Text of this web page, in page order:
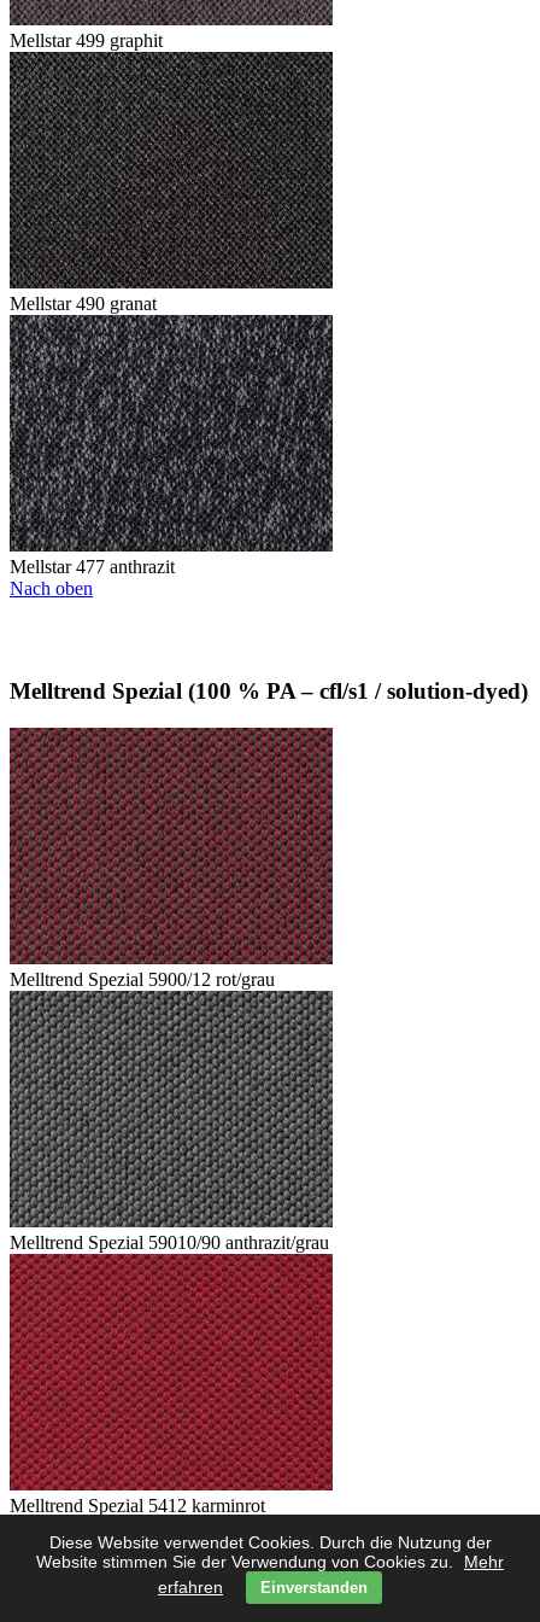
Diese Website verwendet Cookies. Durch die Nutzung der
Website stimmen Sie der Verwendung von Cookies zu.
Mehr
erfahren
Einverstanden
Mellstar 499 graphit
Mellstar 490 granat
Mellstar 477 anthrazit
Nach oben
Melltrend Spezial (100 % PA – cfl/s1 / solution-dyed)
Melltrend Spezial 5900/12 rot/grau
Melltrend Spezial 59010/90 anthrazit/grau
Melltrend Spezial 5412 karminrot